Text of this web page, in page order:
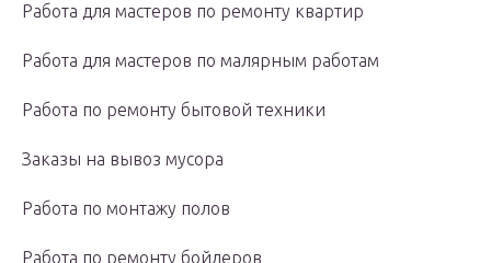
Работа для мастеров по ремонту квартир
Работа для мастеров по малярным работам
Работа по ремонту бытовой техники
Заказы на вывоз мусора
Работа по монтажу полов
Работа по ремонту бойлеров